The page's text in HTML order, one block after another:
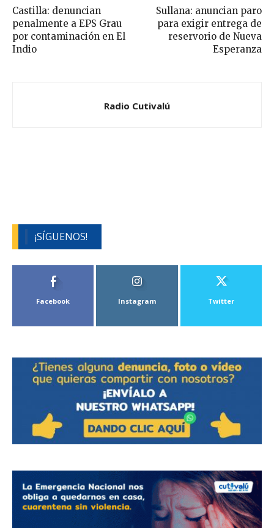
Castilla: denuncian
penalmente a EPS Grau
por contaminación en El
Indio
Sullana: anuncian paro
para exigir entrega de
reservorio de Nueva
Esperanza
Radio Cutivalú
¡SÍGUENOS!